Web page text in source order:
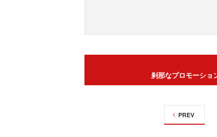
刹那なプロモーショ
PREV